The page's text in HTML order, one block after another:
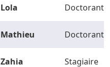
Lola Doctorant
Mathieu Doctorant
Zahia Stagiaire